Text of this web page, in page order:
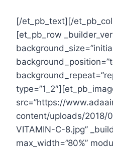
[/et_pb_text][/
[et_pb_row
src=”https://
content/uploads/2018/
VITAMIN-C-8.jpg”
max_width=”80%”